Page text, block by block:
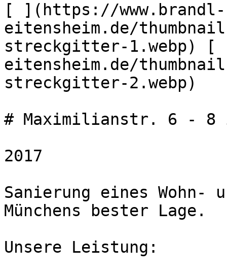
[ ](https://www.brandl-
eitensheim.de/
streckgitter-1.webp) [
eitensheim.de/
streckgitter-2.webp)
# Maximilianstr. 6 - 8
2017
Sanierung eines Wohn-
Münchens bester Lage.
Unsere Leistung: